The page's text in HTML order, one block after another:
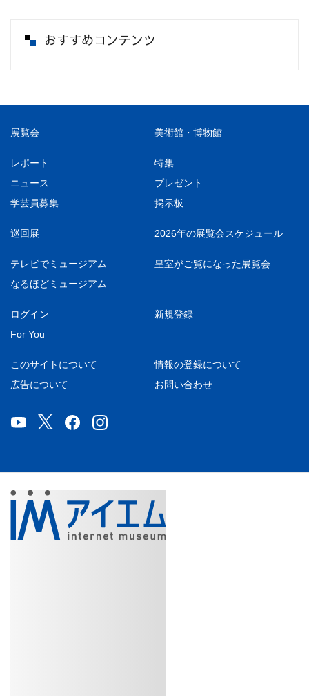
おすすめコンテンツ
展覧会 美術館・博物館
レポート
特集
ニュース
プレゼント
学芸員募集
掲示板
巡回展 2026年の展覧会スケジュール
テレビでミュージアム
皇室がご覧になった展覧会
なるほどミュージアム
ログイン
新規登録
For You
このサイトについて
情報の登録について
広告について
お問い合わせ